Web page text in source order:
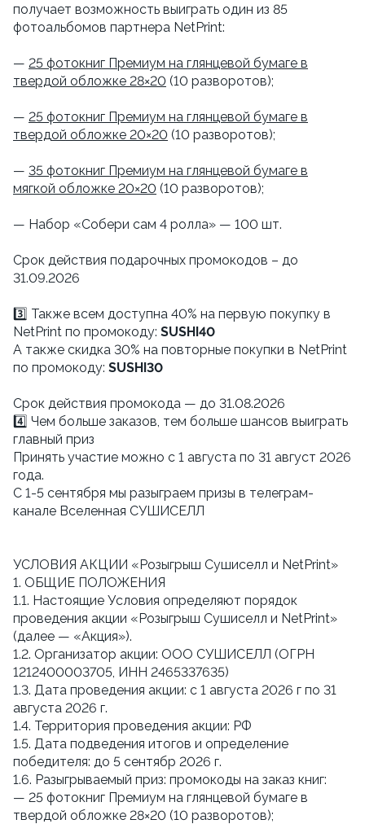
получает возможность выиграть один из 85
фотоальбомов партнера NetPrint:
— 25 фотокниг Премиум на глянцевой бумаге в
твердой обложке 28×20 (10 разворотов);
— 25 фотокниг Премиум на глянцевой бумаге в
твердой обложке 20×20 (10 разворотов);
— 35 фотокниг Премиум на глянцевой бумаге в
мягкой обложке 20×20 (10 разворотов);
— Набор «Собери сам 4 ролла» — 100 шт.
Срок действия подарочных промокодов – до
31.09.2026
3️⃣ Также всем доступна 40% на первую покупку в
NetPrint по промокоду: SUSHI40
А также скидка 30% на повторные покупки в NetPrint
по промокоду: SUSHI30
Cрок действия промокода — до 31.08.2026
4️⃣ Чем больше заказов, тем больше шансов выиграть
главный приз
Принять участие можно с 1 августа по 31 август 2026
года.
С 1-5 сентября мы разыграем призы в телеграм-
канале Вселенная СУШИСЕЛЛ
УСЛОВИЯ АКЦИИ «Розыгрыш Сушиселл и NetPrint»
1. ОБЩИЕ ПОЛОЖЕНИЯ
1.1. Настоящие Условия определяют порядок
проведения акции «Розыгрыш Сушиселл и NetPrint»
(далее — «Акция»).
1.2. Организатор акции: ООО СУШИСЕЛЛ (ОГРН
1212400003705, ИНН 2465337635)
1.3. Дата проведения акции: с 1 августа 2026 г по 31
августа 2026 г.
1.4. Территория проведения акции: РФ
1.5. Дата подведения итогов и определение
победителя: до 5 сентябр 2026 г.
1.6. Разыгрываемый приз: промокоды на заказ книг:
— 25 фотокниг Премиум на глянцевой бумаге в
твердой обложке 28×20 (10 разворотов);